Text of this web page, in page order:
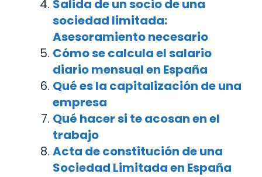
Salida de un socio de una
sociedad limitada:
Asesoramiento necesario
Cómo se calcula el salario
diario mensual en España
Qué es la capitalización de una
empresa
Qué hacer si te acosan en el
trabajo
Acta de constitución de una
Sociedad Limitada en España